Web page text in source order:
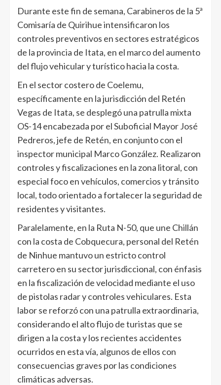
Durante este fin de semana, Carabineros de la 5ª
Comisaría de Quirihue intensificaron los
controles preventivos en sectores estratégicos
de la provincia de Itata, en el marco del aumento
del flujo vehicular y turístico hacia la costa.
En el sector costero de Coelemu,
específicamente en la jurisdicción del Retén
Vegas de Itata, se desplegó una patrulla mixta
OS-14 encabezada por el Suboficial Mayor José
Pedreros, jefe de Retén, en conjunto con el
inspector municipal Marco González. Realizaron
controles y fiscalizaciones en la zona litoral, con
especial foco en vehículos, comercios y tránsito
local, todo orientado a fortalecer la seguridad de
residentes y visitantes.
Paralelamente, en la Ruta N-50, que une Chillán
con la costa de Cobquecura, personal del Retén
de Ninhue mantuvo un estricto control
carretero en su sector jurisdiccional, con énfasis
en la fiscalización de velocidad mediante el uso
de pistolas radar y controles vehiculares. Esta
labor se reforzó con una patrulla extraordinaria,
considerando el alto flujo de turistas que se
dirigen a la costa y los recientes accidentes
ocurridos en esta vía, algunos de ellos con
consecuencias graves por las condiciones
climáticas adversas.